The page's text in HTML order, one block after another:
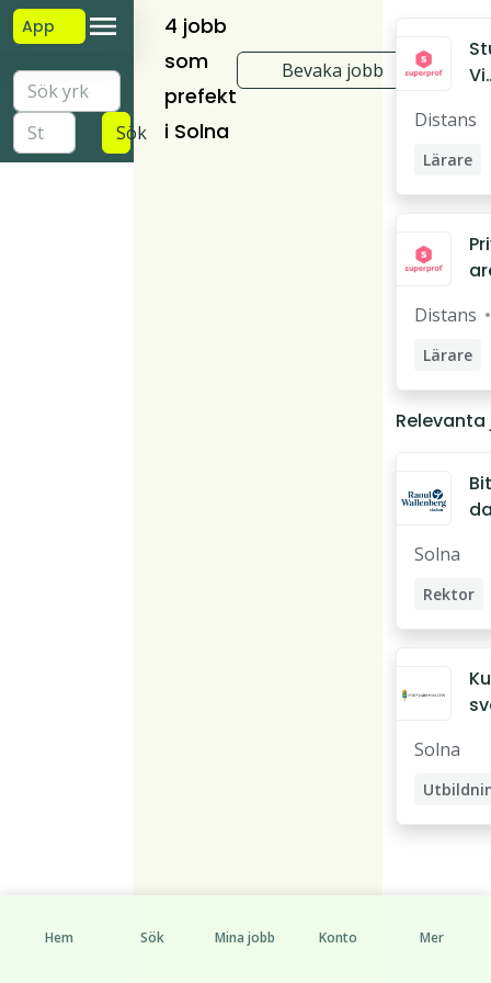
App
Sök
4 jobb
som
prefekt
i Solna
Bevaka jobb
Vi
b
Distans
Lärare
Distans
Lärare
r
Solna
Rektor
Solna
Hem Sök Mina jobb Konto Mer